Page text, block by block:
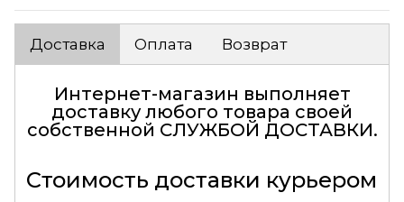
Доставка Оплата Возврат
Интернет-магазин выполняет
доставку любого товара своей
собственной СЛУЖБОЙ ДОСТАВКИ.
Стоимость доставки курьером